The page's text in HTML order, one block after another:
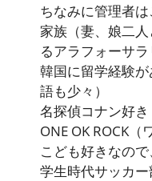
ちなみに管理者は
家族（妻、娘二
るアラフォーサ
韓国に留学経験
語も少々）
名探偵コナン好き
ONE OK ROCK（
こども好きなので
学生時代サッカ